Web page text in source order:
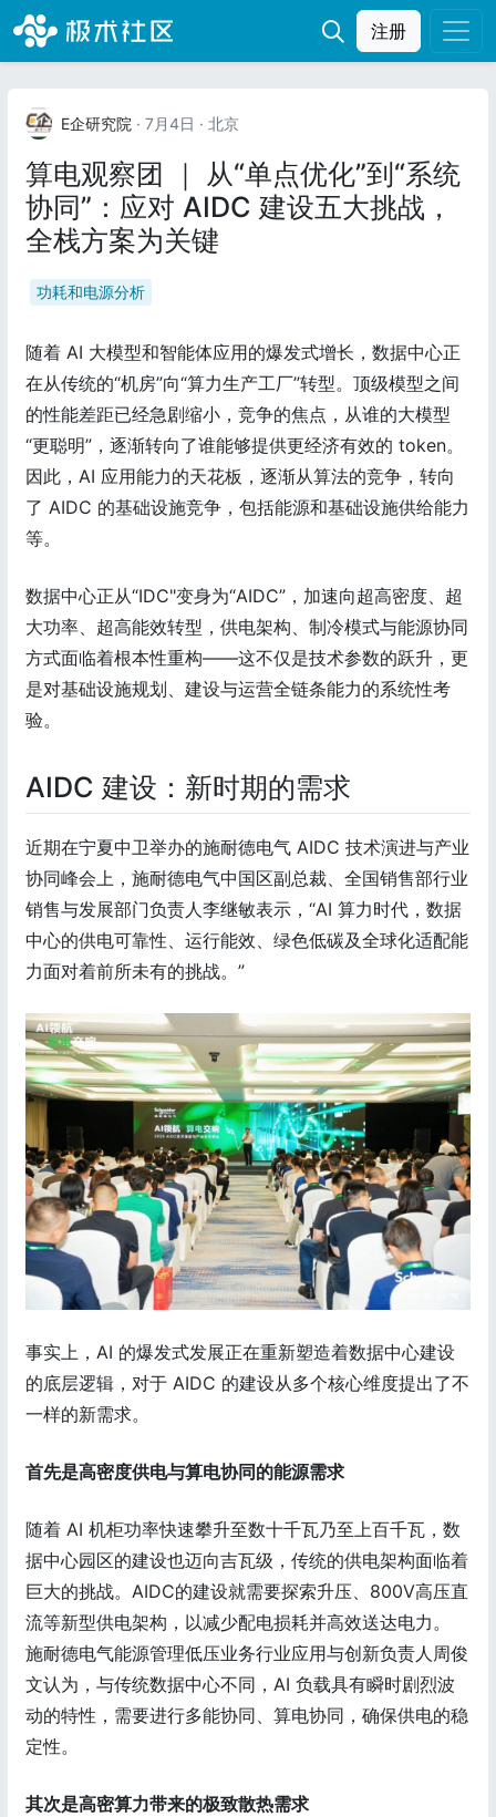
注册
E企研究院 · 7月4日 · 北京
算电观察团 ｜ 从“单点优化”到“系统
协同”：应对 AIDC 建设五大挑战，
全栈方案为关键
功耗和电源分析
随着 AI 大模型和智能体应用的爆发式增长，数据中心正
在从传统的“机房”向“算力生产工厂”转型。顶级模型之间
的性能差距已经急剧缩小，竞争的焦点，从谁的大模型
“更聪明”，逐渐转向了谁能够提供更经济有效的 token。
因此，AI 应用能力的天花板，逐渐从算法的竞争，转向
了 AIDC 的基础设施竞争，包括能源和基础设施供给能力
等。
数据中心正从“IDC"变身为“AIDC”，加速向超高密度、超
大功率、超高能效转型，供电架构、制冷模式与能源协同
方式面临着根本性重构——这不仅是技术参数的跃升，更
是对基础设施规划、建设与运营全链条能力的系统性考
验。
AIDC 建设：新时期的需求
近期在宁夏中卫举办的施耐德电气 AIDC 技术演进与产业
协同峰会上，施耐德电气中国区副总裁、全国销售部行业
销售与发展部门负责人李继敏表示，“AI 算力时代，数据
中心的供电可靠性、运行能效、绿色低碳及全球化适配能
力面对着前所未有的挑战。”
事实上，AI 的爆发式发展正在重新塑造着数据中心建设
的底层逻辑，对于 AIDC 的建设从多个核心维度提出了不
一样的新需求。
首先是高密度供电与算电协同的能源需求
随着 AI 机柜功率快速攀升至数十千瓦乃至上百千瓦，数
据中心园区的建设也迈向吉瓦级，传统的供电架构面临着
巨大的挑战。AIDC的建设就需要探索升压、800V高压直
流等新型供电架构，以减少配电损耗并高效送达电力。
施耐德电气能源管理低压业务行业应用与创新负责人周俊
文认为，与传统数据中心不同，AI 负载具有瞬时剧烈波
动的特性，需要进行多能协同、算电协同，确保供电的稳
定性。
其次是高密算力带来的极致散热需求